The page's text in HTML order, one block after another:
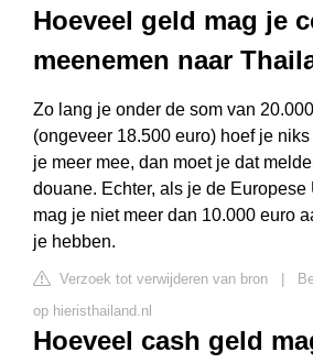
Hoeveel geld mag je
meenemen naar
Zo lang je onder de som van
(ongeveer 18.500 euro) hoef je
je meer mee, dan moet je dat
douane. Echter, als je de Europese
mag je niet meer dan 10.000 euro
je hebben.
Verzoek tot verwijderen van bron
op hieristhailand.nl
Hoeveel cash geld